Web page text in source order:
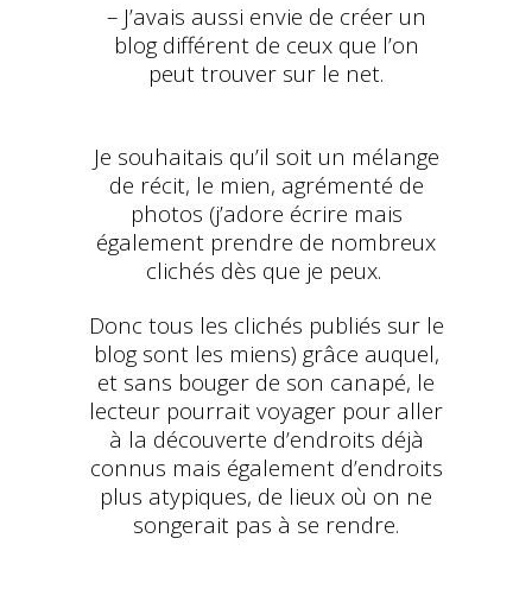
– J’avais aussi envie de créer un
blog différent de ceux que l’on
peut trouver sur le net.
Je souhaitais qu’il soit un mélange
de récit, le mien, agrémenté de
photos (j’adore écrire mais
également prendre de nombreux
clichés dès que je peux.
Donc tous les clichés publiés sur le
blog sont les miens) grâce auquel,
et sans bouger de son canapé, le
lecteur pourrait voyager pour aller
à la découverte d’endroits déjà
connus mais également d’endroits
plus atypiques, de lieux où on ne
songerait pas à se rendre.